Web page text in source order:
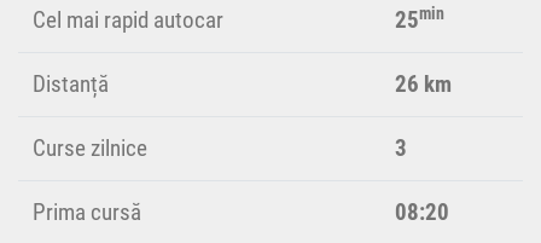
Cel mai rapid autocar 25min
Distanță 26 km
Curse zilnice 3
Prima cursă 08:20